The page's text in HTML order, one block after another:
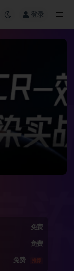
登录
免费
免费
免费 推荐